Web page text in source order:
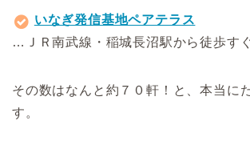
いなぎ発信基地ペアテラス
…ＪＲ南武線・稲城長沼駅から徒歩す
その数はなんと約７０軒！と、本当に
す。